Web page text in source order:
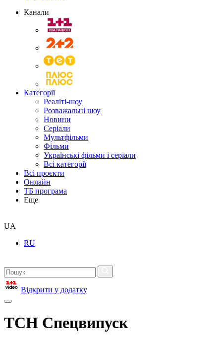
Канали
Категорії
Реаліті-шоу
Розважальні шоу
Новини
Серіали
Мультфільми
Фільми
Українські фільми і серіали
Всі категорії
Всі проєкти
Онлайн
ТБ програма
Еще
UA
RU
Відкрити у додатку
ТСН Спецвипуск